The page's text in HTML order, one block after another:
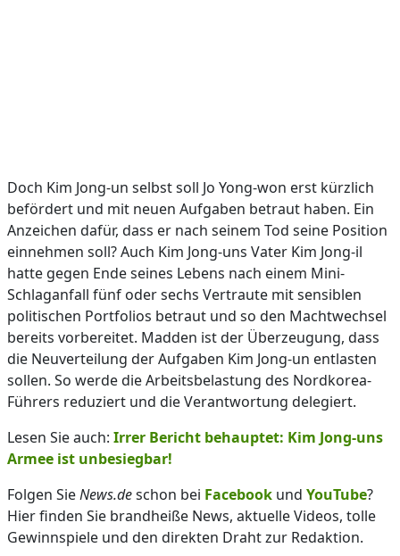
Doch Kim Jong-un selbst soll Jo Yong-won erst kürzlich
befördert und mit neuen Aufgaben betraut haben. Ein
Anzeichen dafür, dass er nach seinem Tod seine Position
einnehmen soll? Auch Kim Jong-uns Vater Kim Jong-il
hatte gegen Ende seines Lebens nach einem Mini-
Schlaganfall fünf oder sechs Vertraute mit sensiblen
politischen Portfolios betraut und so den Machtwechsel
bereits vorbereitet. Madden ist der Überzeugung, dass
die Neuverteilung der Aufgaben Kim Jong-un entlasten
sollen. So werde die Arbeitsbelastung des Nordkorea-
Führers reduziert und die Verantwortung delegiert.
Lesen Sie auch: Irrer Bericht behauptet: Kim Jong-uns
Armee ist unbesiegbar!
Folgen SieNews.deschon bei Facebook und YouTube?
Hier finden Sie brandheiße News, aktuelle Videos, tolle
Gewinnspiele und den direkten Draht zur Redaktion.